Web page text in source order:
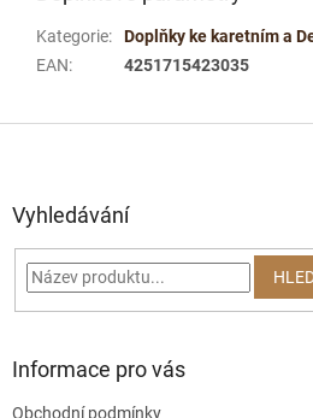
Kategorie:
Doplňky ke karetním a
EAN: 4251715423035
Vyhledávání
Informace pro vás
Obchodní podmínky